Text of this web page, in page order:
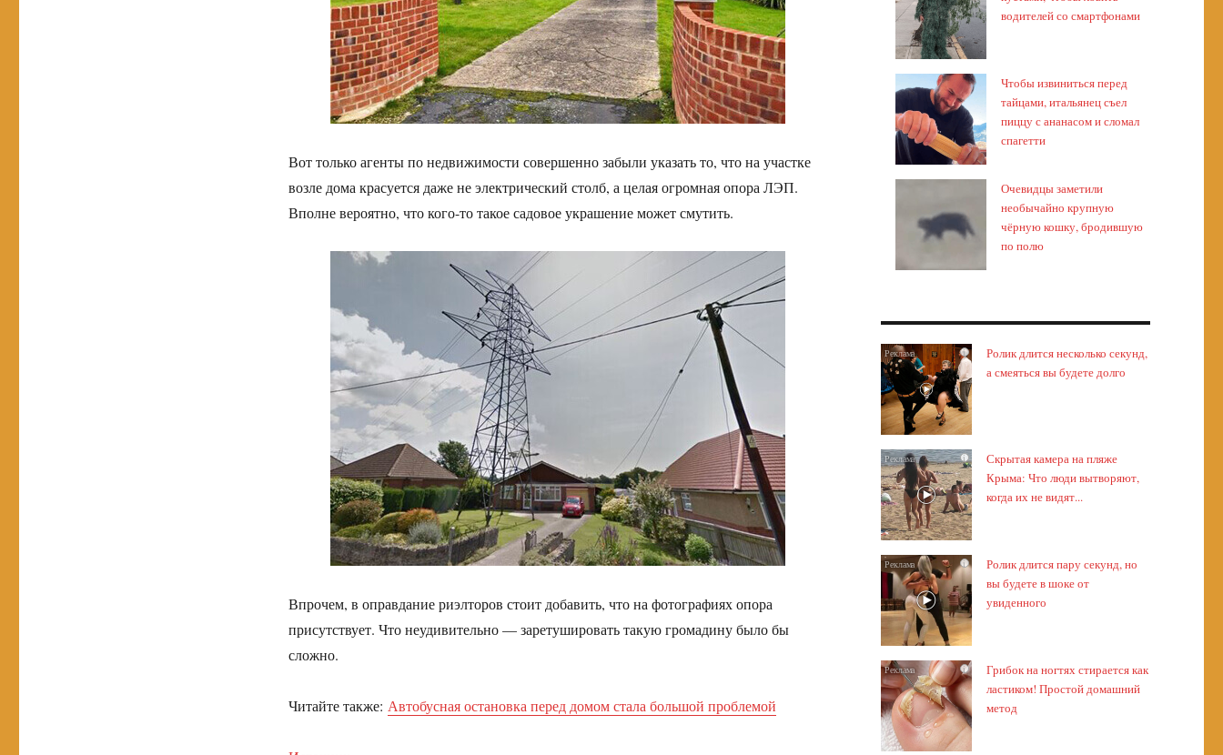
Вот только агенты по недвижимости совершенно забыли указать то, что на участке
возле дома красуется даже не электрический столб, а целая огромная опора ЛЭП.
Вполне вероятно, что кого-то такое садовое украшение может смутить.
Впрочем, в оправдание риэлторов стоит добавить, что на фотографиях опора
присутствует. Что неудивительно — заретушировать такую громадину было бы
сложно.
Читайте также: Автобусная остановка перед домом стала большой проблемой
водителей со смартфонами
Чтобы извиниться перед
тайцами, итальянец съел
пиццу с ананасом и сломал
спагетти
Очевидцы заметили
необычайно крупную
чёрную кошку, бродившую
по полю
i
Ролик длится несколько секунд,
а смеяться вы будете долго
i
Скрытая камера на пляже
Крыма: Что люди вытворяют,
когда их не видят...
i
Ролик длится пару секунд, но
вы будете в шоке от
увиденного
i
Грибок на ногтях стирается как
ластиком! Простой домашний
метод